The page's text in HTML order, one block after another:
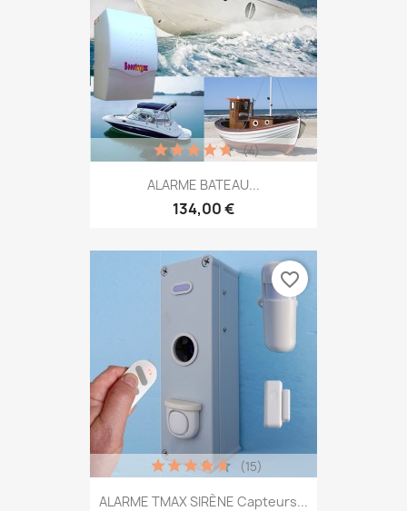
ALARME BATEAU...
134,00 €
(4)
ALARME TMAX SIRÈNE Capteurs...
(15)
favorite_border